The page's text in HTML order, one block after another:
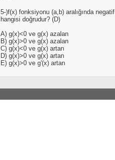
5-)f(x) fonksiyonu (a,b) aralığında
hangisi doğrudur? (D)
A) g(x)<0 ve g(x) azalan
B) g(x)>0 ve g(x) azalan
C) g(x)<0 ve g(x) artan
D) g(x)>0 ve g(x) artan
E) g(x)>0 ve g'(x) artan